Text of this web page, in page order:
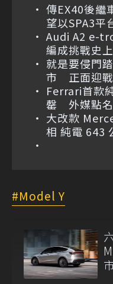
傳EX40後繼
望以SPA3平
Audi A2 e-
編成挑戰史
就是要侵門
市 正面迎戰
Ferrari首款
罄 外媒點名
大改款
相 純電 643
Model Y